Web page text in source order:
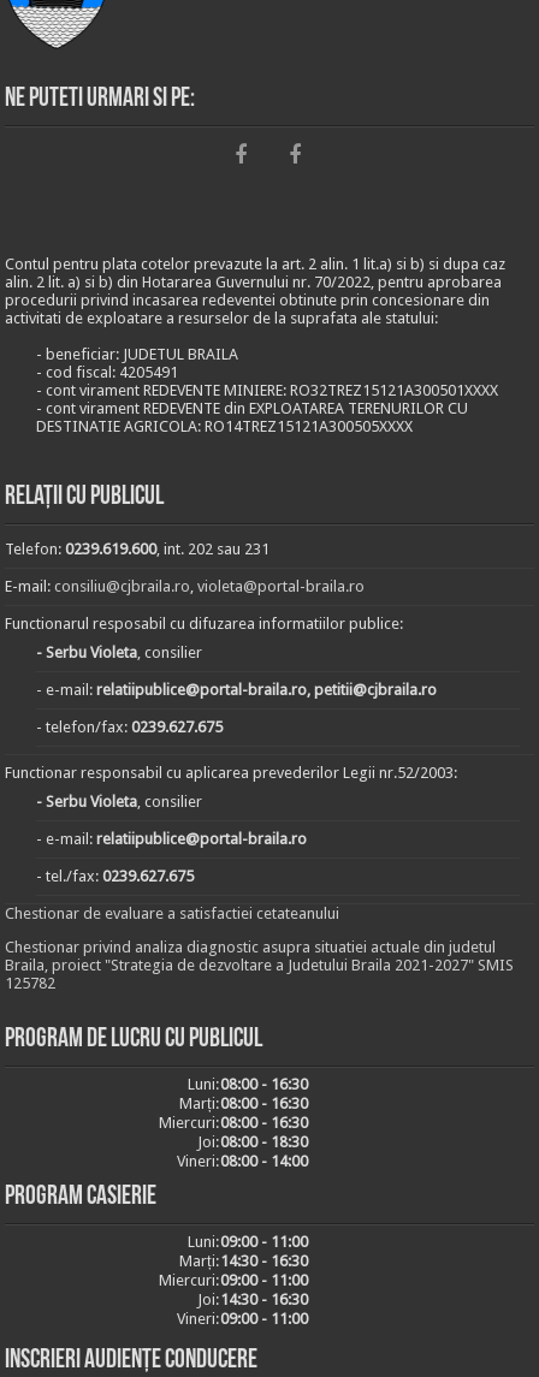
Ne puteti urmari si pe:
Contul pentru plata cotelor prevazute la art. 2 alin. 1 lit.a) si b) si dupa caz
alin. 2 lit. a) si b) din Hotararea Guvernului nr. 70/2022, pentru aprobarea
procedurii privind incasarea redeventei obtinute prin concesionare din
activitati de exploatare a resurselor de la suprafata ale statului:
- beneficiar: JUDETUL BRAILA
- cod fiscal: 4205491
- cont virament REDEVENTE MINIERE: RO32TREZ15121A300501XXXX
- cont virament REDEVENTE din EXPLOATAREA TERENURILOR CU
DESTINATIE AGRICOLA: RO14TREZ15121A300505XXXX
Relații cu publicul
Telefon:0239.619.600, int. 202 sau 231
E-mail:consiliu@cjbraila.ro ,violeta@portal-braila.ro
Functionarul resposabil cu difuzarea informatiilor publice:
- Serbu Violeta , consilier
- e-mail:relatiipublice@portal-braila.ro, petitii@cjbraila.ro
- telefon/fax:0239.627.675
Functionar responsabil cu aplicarea prevederilor Legii nr.52/2003:
- Serbu Violeta , consilier
- e-mail:relatiipublice@portal-braila.ro
- tel./fax:0239.627.675
Chestionar de evaluare a satisfactiei cetateanului
Chestionar privind analiza diagnostic asupra situatiei actuale din judetul
Braila, proiect "Strategia de dezvoltare a Judetului Braila 2021-2027" SMIS
125782
Program de lucru cu publicul
Luni:08:00 - 16:30
Marți:08:00 - 16:30
Miercuri:08:00 - 16:30
Joi:08:00 - 18:30
Vineri:08:00 - 14:00
Program casierie
Luni:09:00 - 11:00
Marți:14:30 - 16:30
Miercuri:09:00 - 11:00
Joi:14:30 - 16:30
Vineri:09:00 - 11:00
Inscrieri audiențe conducere